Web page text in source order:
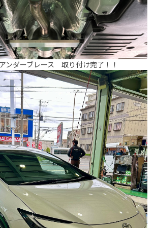
ンダーブレース 取り付け完了！！